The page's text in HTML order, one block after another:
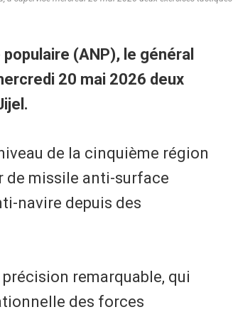
(ANP), le général
20 mai 2026 deux
de la cinquième région
de missile anti-surface
navire depuis des
remarquable, qui
des forces